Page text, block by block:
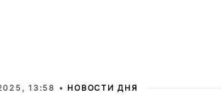
13:58 • НОВОСТИ ДНЯ